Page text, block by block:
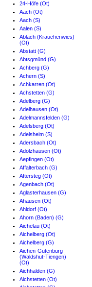
24-Höfe (Ot)
Aach (Ot)
Aach (S)
Aalen (S)
Ablach (Krauchenwies)
(Ot)
Abstatt (G)
Abtsgmünd (G)
Achberg (G)
Achern (S)
Achkarren (Ot)
Achstetten (G)
Adelberg (G)
Adelhausen (Ot)
Adelmannsfelden (G)
Adelsberg (Ot)
Adelsheim (S)
Adersbach (Ot)
Adolzhausen (Ot)
Aepfingen (Ot)
Affalterbach (G)
Aftersteg (Ot)
Agenbach (Ot)
Aglasterhausen (G)
Ahausen (Ot)
Ahldorf (Ot)
Ahorn (Baden) (G)
Aichelau (Ot)
Aichelberg (Ot)
Aichelberg (G)
Aichen-Gutenburg
(Waldshut-Tiengen)
(Ot)
Aichhalden (G)
Aichstetten (Ot)